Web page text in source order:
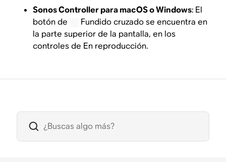
Sonos Controller para macOS o Windows: El
botón de
Fundido cruzado se encuentra en
la parte superior de la pantalla, en los
controles de En reproducción.